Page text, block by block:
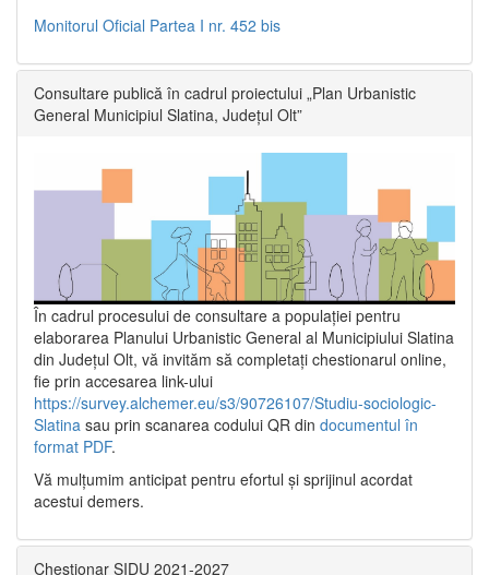
Monitorul Oficial Partea I nr. 452 bis
Consultare publică în cadrul proiectului „Plan Urbanistic
General Municipiul Slatina, Județul Olt”
În cadrul procesului de consultare a populaţiei pentru
elaborarea Planului Urbanistic General al Municipiului Slatina
din Județul Olt, vă invităm să completați chestionarul online,
fie prin accesarea link-ului
https://survey.alchemer.eu/s3/90726107/Studiu-sociologic-
Slatina sau prin scanarea codului QR din documentul în
format PDF.
Vă mulţumim anticipat pentru efortul şi sprijinul acordat
acestui demers.
Chestionar SIDU 2021-2027